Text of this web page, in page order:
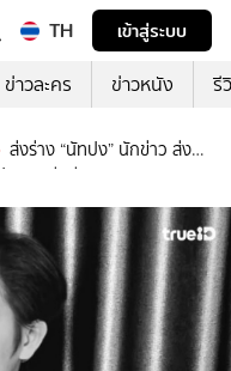
TH
เข้าสู่ระบบ
ข่าวละคร ข่าวหนัง รี
ส่งร่าง “นัทปง” นักข่าว ส่ง
ารเสียชีวิต